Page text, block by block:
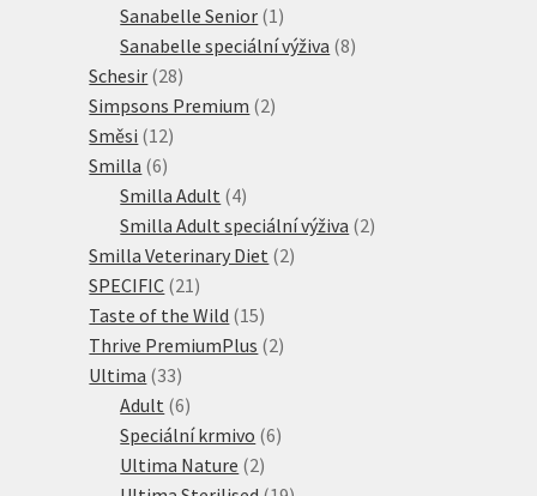
produkt
Sanabelle Senior 11
produkt
Sanabelle speciální výživa 88
Schesir 2828
produktů
Simpsons Premium 22
Směsi 1212
Smilla 66
produktů
Smilla Adult 44
produkty
Smilla Adult speciální výživa 22
Smilla Veterinary Diet 22
SPECIFIC 2121
produktů
Taste of the Wild 1515
produktů
Thrive PremiumPlus 22
Ultima 3333
produktů
Adult 66
produktů
Speciální krmivo 66
Ultima Nature 22